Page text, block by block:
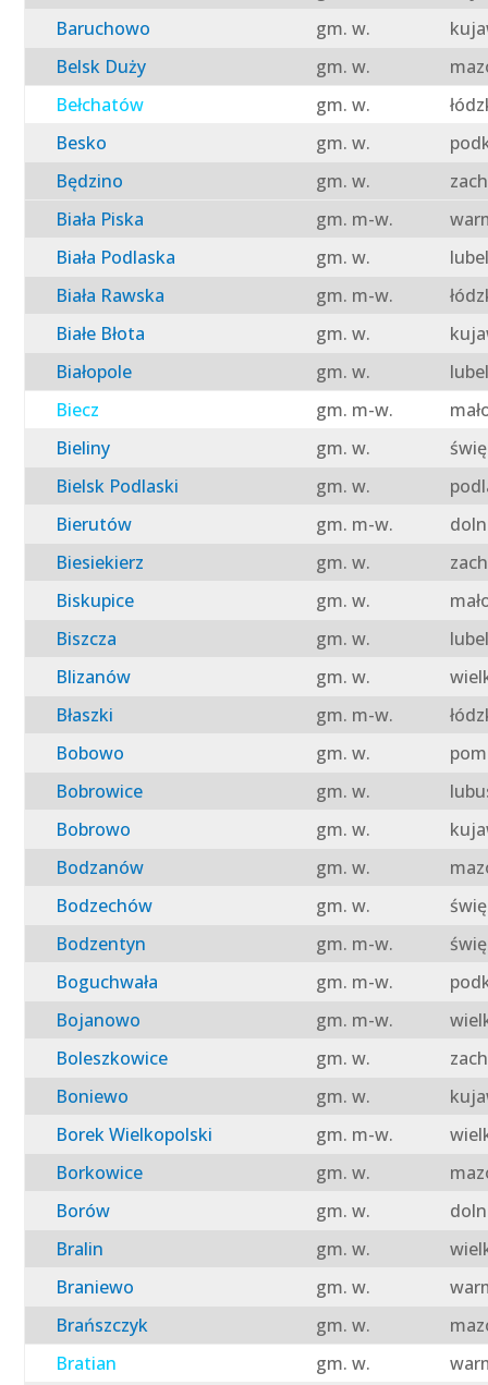
Baruchowo
gm. w.
Belsk Duży
gm. w.
Bełchatów
gm. w.
Besko
gm. w.
Będzino
gm. w.
Biała Piska
gm. m-w.
Biała Podlaska
gm. w.
Biała Rawska
gm. m-w.
Białe Błota
gm. w.
Białopole
gm. w.
Biecz
gm. m-w.
Bieliny
gm. w.
Bielsk Podlaski
gm. w.
Bierutów
gm. m-w.
Biesiekierz
gm. w.
Biskupice
gm. w.
Biszcza
gm. w.
Blizanów
gm. w.
Błaszki
gm. m-w.
Bobowo
gm. w.
Bobrowice
gm. w.
Bobrowo
gm. w.
Bodzanów
gm. w.
Bodzechów
gm. w.
Bodzentyn
gm. m-w.
Boguchwała
gm. m-w.
Bojanowo
gm. m-w.
Boleszkowice
gm. w.
Boniewo
gm. w.
Borek Wielkopolski
gm. m-w.
Borkowice
gm. w.
Borów
gm. w.
Bralin
gm. w.
Braniewo
gm. w.
Brańszczyk
gm. w.
Bratian
gm. w.